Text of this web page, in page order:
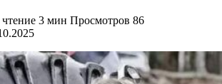
3 мин Просмотров 86